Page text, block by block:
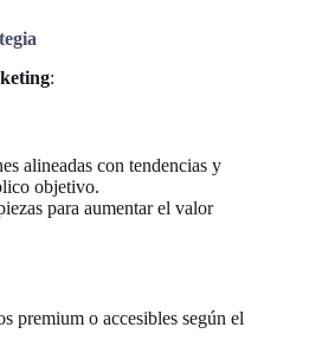
:
alineadas con tendencias y
objetivo.
para aumentar el valor
premium o accesibles según el